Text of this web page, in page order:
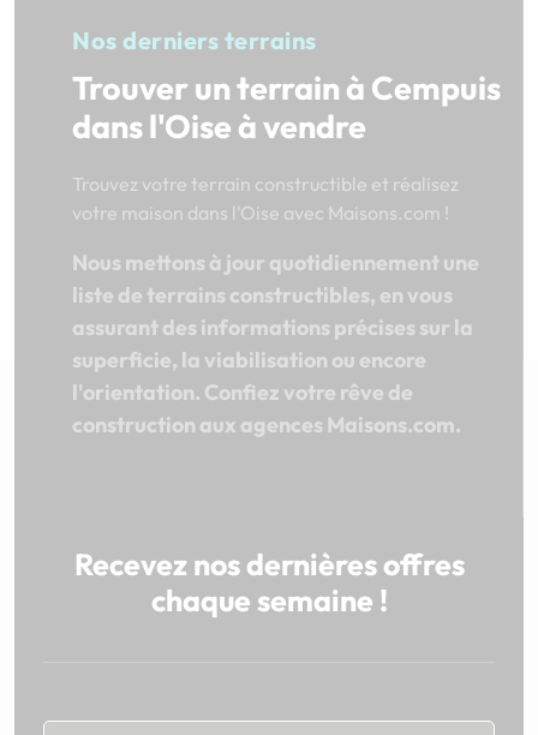
Nos derniers terrains
Trouver un terrain à Cempuis
dans l'Oise à vendre
Trouvez votre terrain constructible et réalisez
votre maison dans l'Oise avec Maisons.com !
Nous mettons à jour quotidiennement une
liste de terrains constructibles, en vous
assurant des informations précises sur la
superficie, la viabilisation ou encore
l'orientation. Confiez votre rêve de
construction aux agences Maisons.com.
Recevez nos dernières offres
chaque semaine !